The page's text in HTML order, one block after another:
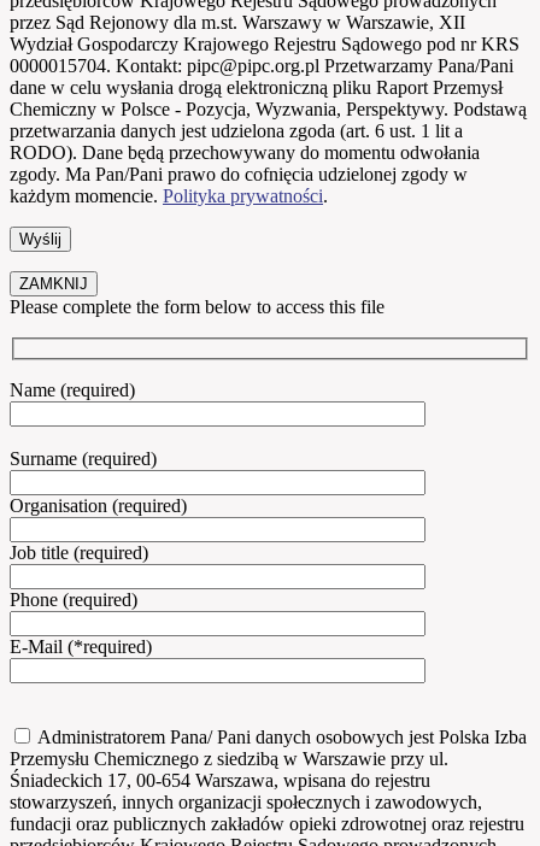
przez Sąd Rejonowy dla m.st. Warszawy w Warszawie, XII
Wydział Gospodarczy Krajowego Rejestru Sądowego pod nr KRS
0000015704. Kontakt: pipc@pipc.org.pl Przetwarzamy Pana/Pani
dane w celu wysłania drogą elektroniczną pliku Raport Przemysł
Chemiczny w Polsce - Pozycja, Wyzwania, Perspektywy. Podstawą
przetwarzania danych jest udzielona zgoda (art. 6 ust. 1 lit a
RODO). Dane będą przechowywany do momentu odwołania
zgody. Ma Pan/Pani prawo do cofnięcia udzielonej zgody w
każdym momencie. Polityka prywatności.
ZAMKNIJ
Please complete the form below to access this file
Name (required)
Surname (required)
Organisation (required)
Job title (required)
Phone (required)
E-Mail (*required)
Administratorem Pana/ Pani danych osobowych jest Polska Izba
Przemysłu Chemicznego z siedzibą w Warszawie przy ul.
Śniadeckich 17, 00-654 Warszawa, wpisana do rejestru
stowarzyszeń, innych organizacji społecznych i zawodowych,
fundacji oraz publicznych zakładów opieki zdrowotnej oraz rejestru